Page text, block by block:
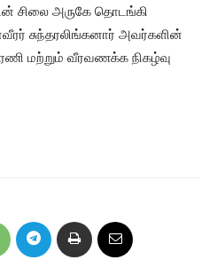
சிலை அருகே தொடங்கி
சுந்தரலிங்கனார் அவர்களின்
மற்றும் வீரவணக்க நிகழ்வு